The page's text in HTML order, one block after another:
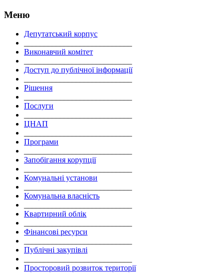
Меню
Депутатський корпус
Виконавчий комітет
Доступ до публічної інформації
Рішення
Послуги
ЦНАП
Програми
Запобігання корупції
Комунальні установи
Комунальна власність
Квартирний облік
Фінансові ресурси
Публічні закупівлі
Просторовий розвиток території